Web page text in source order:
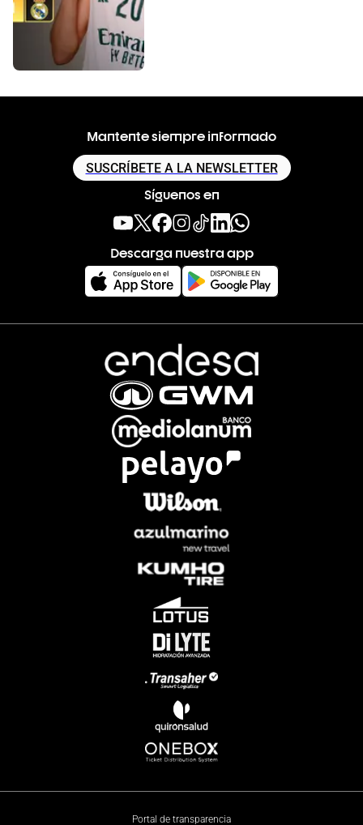
Mantente siempre informado
SUSCRÍBETE A LA NEWSLETTER
Síguenos en
Descarga nuestra app
Portal de transparencia